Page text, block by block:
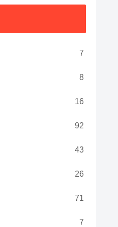
7
8
16
92
43
26
71
7